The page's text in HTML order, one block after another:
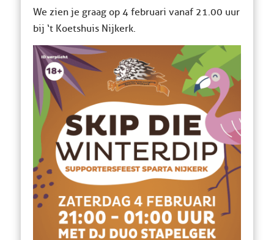
We zien je graag op 4 februari vanaf 21.00 uur
bij ‘t Koetshuis Nijkerk.